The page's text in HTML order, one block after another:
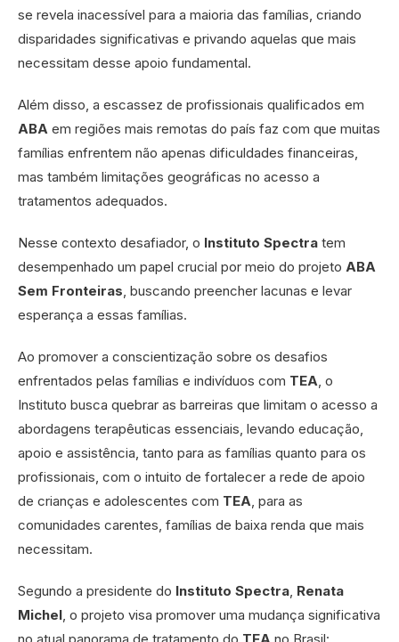
se revela inacessível para a maioria das famílias, criando
disparidades significativas e privando aquelas que mais
necessitam desse apoio fundamental.
Além disso, a escassez de profissionais qualificados em
ABA em regiões mais remotas do país faz com que muitas
famílias enfrentem não apenas dificuldades financeiras,
mas também limitações geográficas no acesso a
tratamentos adequados.
Nesse contexto desafiador, o Instituto Spectra tem
desempenhado um papel crucial por meio do projeto ABA
Sem Fronteiras, buscando preencher lacunas e levar
esperança a essas famílias.
Ao promover a conscientização sobre os desafios
enfrentados pelas famílias e indivíduos com TEA, o
Instituto busca quebrar as barreiras que limitam o acesso a
abordagens terapêuticas essenciais, levando educação,
apoio e assistência, tanto para as famílias quanto para os
profissionais, com o intuito de fortalecer a rede de apoio
de crianças e adolescentes com TEA, para as
comunidades carentes, famílias de baixa renda que mais
necessitam.
Segundo a presidente do Instituto Spectra, Renata
Michel, o projeto visa promover uma mudança significativa